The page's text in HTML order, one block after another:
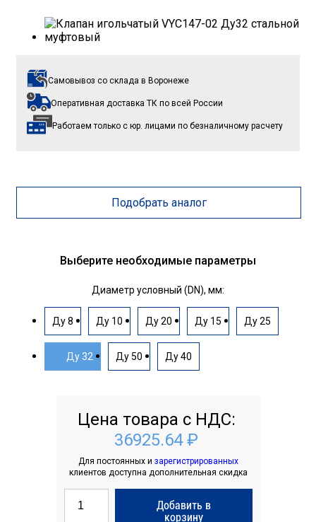
Самовывоз со склада в Воронеже
Оперативная доставка ТК по всей России
Работаем только с юр. лицами по безналичному расчету
Подобрать аналог
Выберите необходимые параметры
Диаметр условный (DN), мм:
Ду 8 Ду 10 Ду 20 Ду 15 Ду 25
Ду 32 Ду 50 Ду 40
Цена товара с НДС:
36925.64 ₽
Для постоянных и зарегистрированных
клиентов доступна дополнительная скидка
Добавить в
корзину